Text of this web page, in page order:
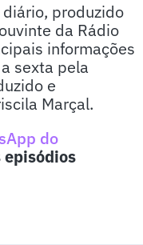
produzido
da Rádio
informações
sexta pela
e
Marçal.
do
episódios